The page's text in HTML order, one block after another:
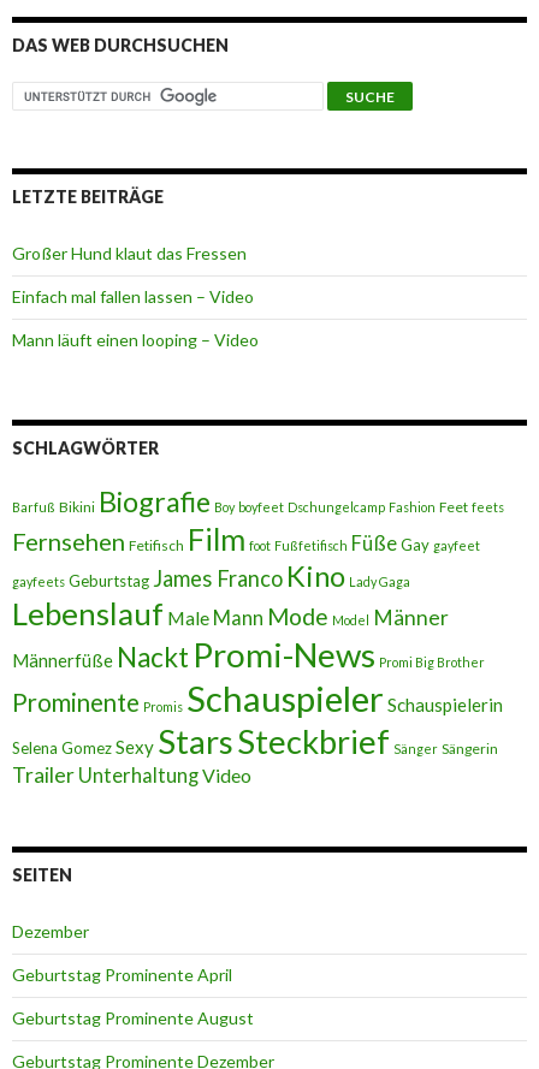
DAS WEB DURCHSUCHEN
LETZTE BEITRÄGE
Großer Hund klaut das Fressen
Einfach mal fallen lassen – Video
Mann läuft einen looping – Video
SCHLAGWÖRTER
Barfuß Bikini Biografie Boy boyfeet Dschungelcamp Fashion Feet feets
Fernsehen Fetifisch Film foot Fußfetifisch FüßeGay gayfeet
gayfeets Geburtstag James Franco Kino Lady Gaga
Lebenslauf Male Mann Mode Model Männer
Männerfüße Nackt Promi-News Promi Big Brother
Prominente Promis Schauspieler Schauspielerin
Selena GomezSexy StarsSteckbrief Sänger Sängerin
Trailer UnterhaltungVideo
SEITEN
Dezember
Geburtstag Prominente April
Geburtstag Prominente August
Geburtstag Prominente Dezember